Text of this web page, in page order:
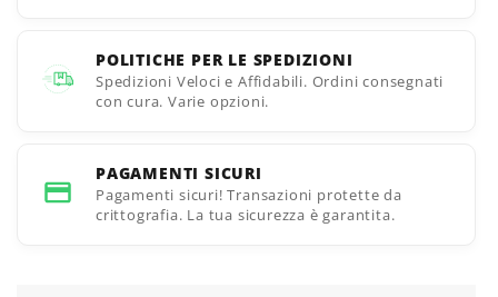
POLITICHE PER LE SPEDIZIONI
Spedizioni Veloci e Affidabili. Ordini consegnati
con cura. Varie opzioni.
PAGAMENTI SICURI
Pagamenti sicuri! Transazioni protette da
crittografia. La tua sicurezza è garantita.